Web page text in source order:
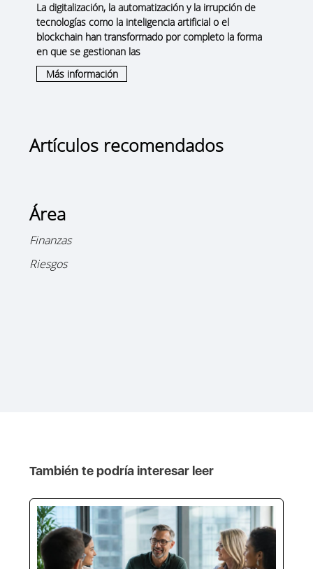
La digitalización, la automatización y la irrupción de
tecnologías como la inteligencia artificial o el
blockchain han transformado por completo la forma
en que se gestionan las
Más información
Artículos recomendados
Área
Finanzas
Riesgos
También te podría interesar leer